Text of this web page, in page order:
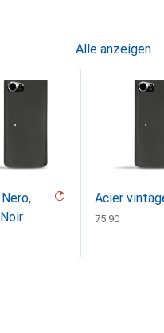
Alle anzeigen
Acier
CHF
75.90